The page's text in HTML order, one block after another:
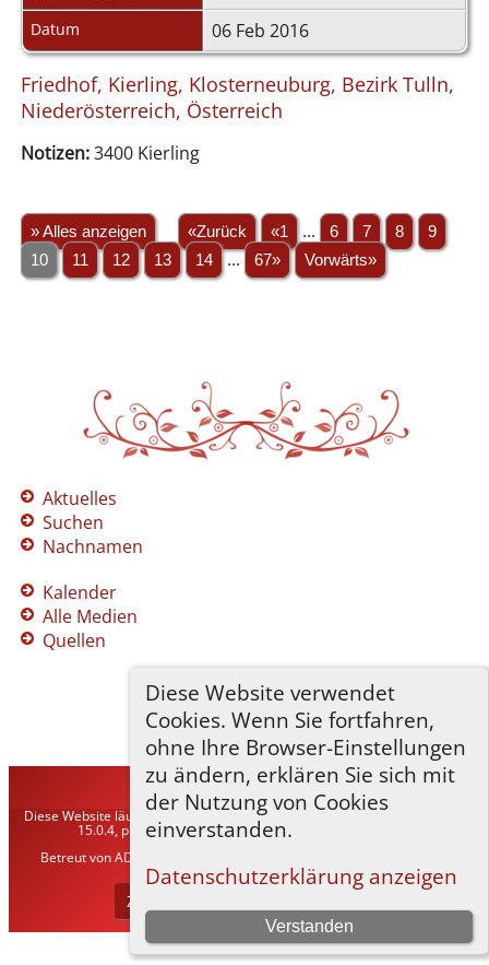
Diese Website verwendet
Cookies. Wenn Sie fortfahren,
ohne Ihre Browser-Einstellungen
zu ändern, erklären Sie sich mit
der Nutzung von Cookies
einverstanden.
Datenschutzerklärung anzeigen
Verstanden
Datum 06 Feb 2016
Friedhof, Kierling, Klosterneuburg, Bezirk Tulln,
Niederösterreich, Österreich
Notizen:3400 Kierling
» Alles anzeigen «Zurück «1 ... 6 7 8
9
10
11 12 13 14 ... 67» Vorwärts»
Aktuelles
Suchen
Nachnamen
Kalender
Alle Medien
Quellen
TNG-ADLER©2026
Diese Website läuft mitThe Next Generation of Genealogy Sitebuilding
15.0.4, programmiert von Darrin Lythgoe © 2001-2026.
Betreut vonADLER Heraldisch-Genealogische Gesellschaft, Wien
Datenschutzerklärung.
Zur Desktop-Webseite wechseln